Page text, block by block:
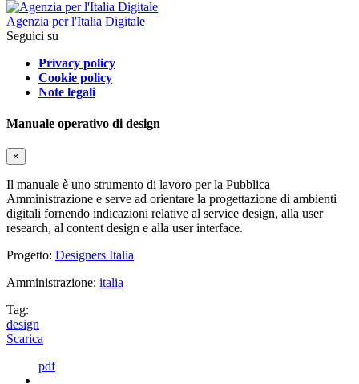
Agenzia per l'Italia Digitale
Seguici su
Privacy policy
Cookie policy
Note legali
Manuale operativo di design
×
Il manuale è uno strumento di lavoro per la Pubblica
Amministrazione e serve ad orientare la progettazione di ambienti
digitali fornendo indicazioni relative al service design, alla user
research, al content design e alla user interface.
Progetto: Designers Italia
Amministrazione: italia
Tag:
design
Scarica
pdf